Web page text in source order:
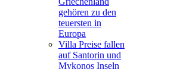
gehören zu den
teuersten in
Europa
Villa Preise fallen
auf Santorin und
Mykonos Inseln